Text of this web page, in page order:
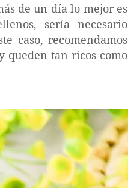
de un día lo mejor es
sería necesario
caso, recomendamos
queden tan ricos como